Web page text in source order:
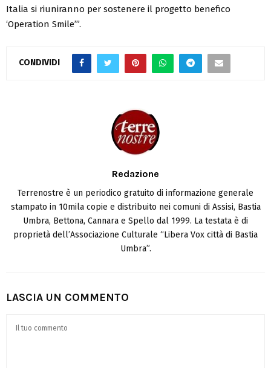
Italia si riuniranno per sostenere il progetto benefico
‘Operation Smile’”.
CONDIVIDI
Redazione
Terrenostre è un periodico gratuito di informazione generale
stampato in 10mila copie e distribuito nei comuni di Assisi, Bastia
Umbra, Bettona, Cannara e Spello dal 1999. La testata è di
proprietà dell’Associazione Culturale “Libera Vox città di Bastia
Umbra”.
LASCIA UN COMMENTO